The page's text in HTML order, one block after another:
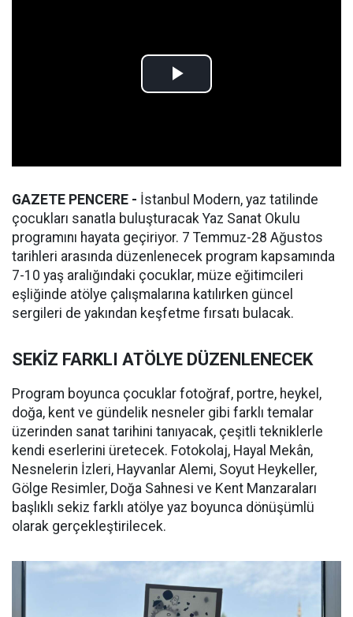
GAZETE PENCERE - İstanbul Modern, yaz tatilinde
çocukları sanatla buluşturacak Yaz Sanat Okulu
programını hayata geçiriyor. 7 Temmuz-28 Ağustos
tarihleri arasında düzenlenecek program kapsamında
7-10 yaş aralığındaki çocuklar, müze eğitimcileri
eşliğinde atölye çalışmalarına katılırken güncel
sergileri de yakından keşfetme fırsatı bulacak.
SEKİZ FARKLI ATÖLYE DÜZENLENECEK
Program boyunca çocuklar fotoğraf, portre, heykel,
doğa, kent ve gündelik nesneler gibi farklı temalar
üzerinden sanat tarihini tanıyacak, çeşitli tekniklerle
kendi eserlerini üretecek. Fotokolaj, Hayal Mekân,
Nesnelerin İzleri, Hayvanlar Alemi, Soyut Heykeller,
Gölge Resimler, Doğa Sahnesi ve Kent Manzaraları
başlıklı sekiz farklı atölye yaz boyunca dönüşümlü
olarak gerçekleştirilecek.